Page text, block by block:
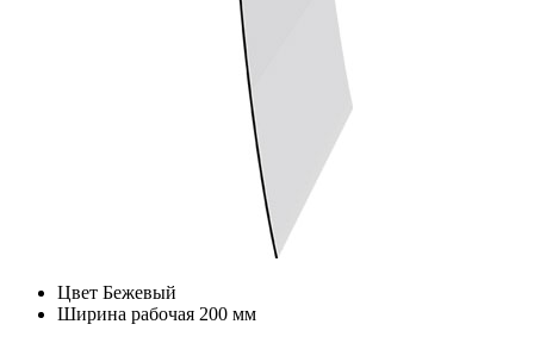
Цвет Бежевый
Ширина рабочая 200 мм